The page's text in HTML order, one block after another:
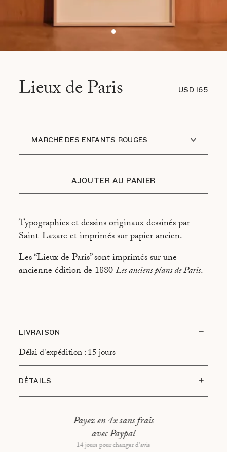
Lieux de Paris USD 165
MARCHÉ DES ENFANTS ROUGES
PLACE DE LA SORBONNE
MARCHÉ SAINT-GERMAIN
AJOUTER AU PANIER
Typographies et dessins originaux dessinés par
Saint-Lazare et imprimés sur papier ancien.
Les “Lieux de Paris” sont imprimés sur une
ancienne édition de 1880Les anciens plans de Paris.
LIVRAISON
Délai d'expédition : 15 jours
DÉTAILS
Dimensions hors tout : 37x47cm
Payez en 4x sans frais
avec Paypal
14 jours pour changer d'avis